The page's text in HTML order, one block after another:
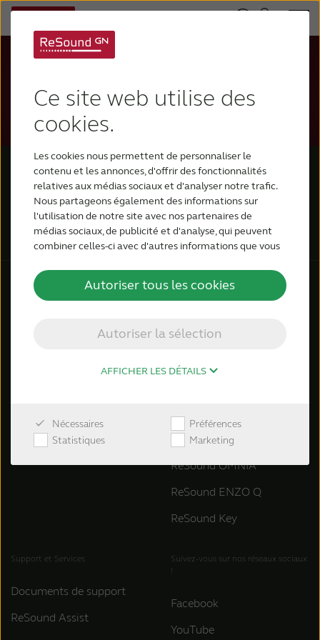
Ce site web utilise des
cookies.
Les cookies nous permettent de personnaliser le
contenu et les annonces, d'offrir des fonctionnalités
relatives aux médias sociaux et d'analyser notre trafic.
Nous partageons également des informations sur
l'utilisation de notre site avec nos partenaires de
médias sociaux, de publicité et d'analyse, qui peuvent
combiner celles-ci avec d'autres informations que vous
utilisation de leurs services.
Autoriser la sélection
Autoriser tous les cookies
AFFICHER LES DÉTAILS
Nécessaires
Préférences
Statistiques
Marketing
A ReSound Representative will contact you in the
Informations générales
À propos de GN Hearing
Aides auditives ReSound
ReSound Sensia
ReSound Nexia
ReSound OMNIA
ReSound ENZO Q
ReSound Key
Support et Services
Documents de support
ReSound Assist
Suivez-vous sur nos réseaux sociaux
!
Facebook
YouTube